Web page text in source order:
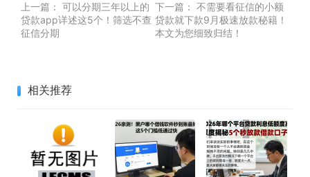
上一篇： 可以分期三年以上的
贷款app详述这5个！筛选不查
征信分期
下一篇： 不需要看征信的小额
贷款就下款9月极速放款秘籍！
本文为您细致归结！
相关推荐